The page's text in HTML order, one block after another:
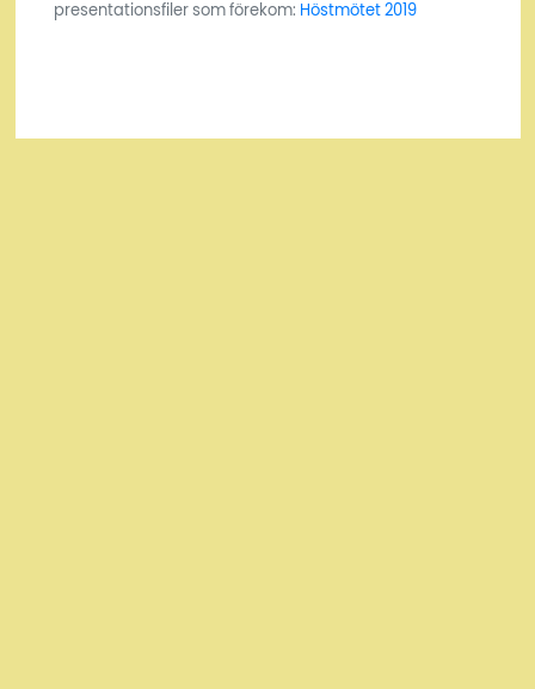
presentationsfiler som förekom: Höstmötet 2019